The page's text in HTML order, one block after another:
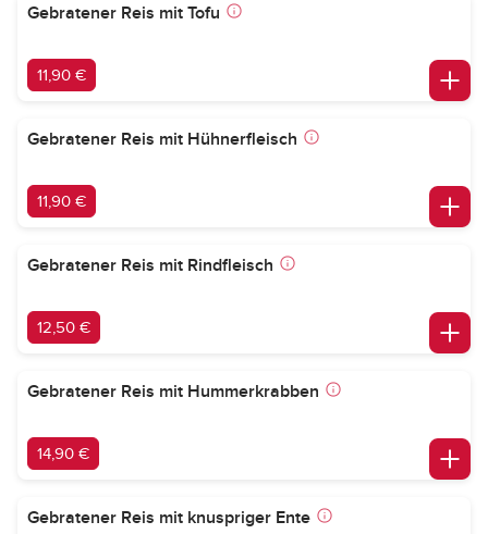
Gebratener Reis mit Tofu
11,90 €
Gebratener Reis mit Hühnerfleisch
11,90 €
Gebratener Reis mit Rindfleisch
12,50 €
Gebratener Reis mit Hummerkrabben
14,90 €
Gebratener Reis mit knuspriger Ente